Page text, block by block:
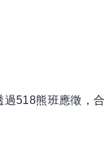
過518熊班應徵，